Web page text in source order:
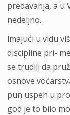
predavanja, a u
nedeljno.
lmajući u vidu
discipline pri-
se trudili da
osnove
pun uspeh u
god je to bilo